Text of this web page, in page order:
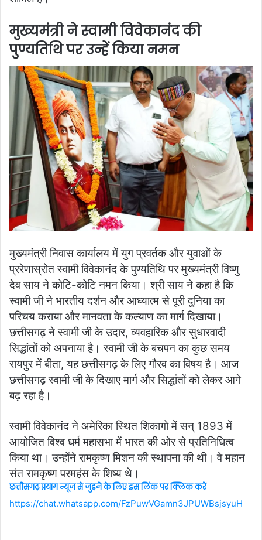
मुख्यमंत्री ने स्वामी विवेकानंद की
पुण्यतिथि पर उन्हें किया नमन
मुख्यमंत्री निवास कार्यालय में युग प्रवर्तक और युवाओं के
प्ररेणास्रोत स्वामी विवेकानंद के पुण्यतिथि पर मुख्यमंत्री विष्णु
देव साय ने कोटि-कोटि नमन किया। श्री साय ने कहा है कि
स्वामी जी ने भारतीय दर्शन और आध्यात्म से पूरी दुनिया का
परिचय कराया और मानवता के कल्याण का मार्ग दिखाया।
छत्तीसगढ़ ने स्वामी जी के उदार, व्यवहारिक और सुधारवादी
सिद्धांतों को अपनाया है। स्वामी जी के बचपन का कुछ समय
रायपुर में बीता, यह छत्तीसगढ़ के लिए गौरव का विषय है। आज
छत्तीसगढ़ स्वामी जी के दिखाए मार्ग और सिद्धांतों को लेकर आगे
बढ़ रहा है।
स्वामी विवेकानंद ने अमेरिका स्थित शिकागो में सन् 1893 में
आयोजित विश्व धर्म महासभा में भारत की ओर से प्रतिनिधित्व
किया था। उन्होंने रामकृष्ण मिशन की स्थापना की थी। वे महान
संत रामकृष्ण परमहंस के शिष्य थे।
छत्तीसगढ़ प्रयाग न्यूज से जुड़ने के लिए इस लिंक पर क्लिक करें
https://chat.whatsapp.com/FzPuwVGamn3JPUWBsjsyuH